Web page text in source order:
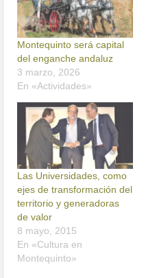
Montequinto será capital
del enganche andaluz
3 marzo, 2026
En «Actividades»
Las Universidades, como
ejes de transformación del
territorio y generadoras
de valor
8 mayo, 2015
En «Cultura en
Montequinto»